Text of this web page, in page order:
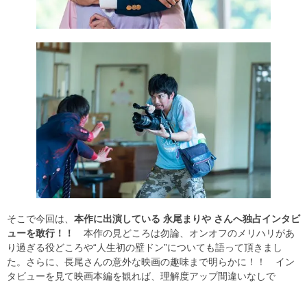
そこで今回は、 本作に出演している 永尾まりや さんへ独占インタビ
ューを敢行！！ 本作の見どころは勿論、オンオフのメリハリがあ
り過ぎる役どころや“人生初の壁ドン”についても語って頂きまし
た。さらに、長尾さんの意外な映画の趣味まで明らかに！！ イン
タビューを見て映画本編を観れば、理解度アップ間違いなしで